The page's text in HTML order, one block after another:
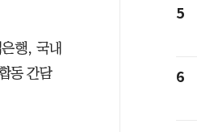
행, 국내
동 간담
5
6